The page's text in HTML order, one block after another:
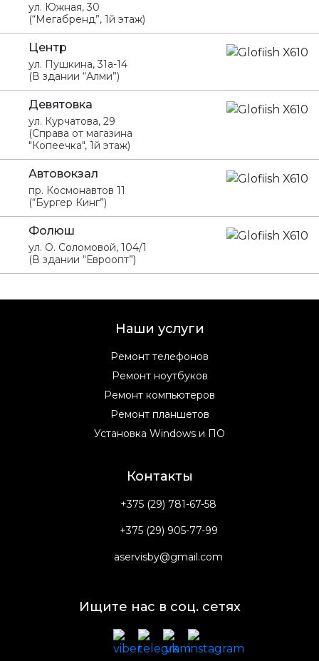
ул. Южная, 30
(“Мегабренд”, 1й этаж)
Центр
ул. Пушкина, 31а-14
(В здании “Алми”)
Девятовка
ул. Курчатова, 29
(Справа от магазина
"Копеечка", 1й этаж)
Автовокзал
пр. Космонавтов 11
(“Бургер Кинг”)
Фолюш
ул. О. Соломовой, 104/1
(В здании “Евроопт”)
Наши услуги
Ремонт телефонов
Ремонт ноутбуков
Ремонт компьютеров
Ремонт планшетов
Установка Windows и ПО
Контакты
+375 (29) 781-67-58
+375 (29) 905-77-99
aservisby@gmail.com
Ищите нас в соц. сетях